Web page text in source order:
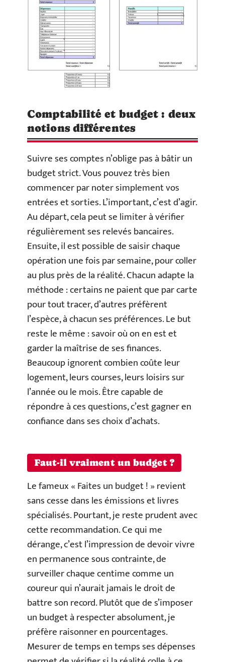
Comptabilité et budget : deux
notions différentes
Suivre ses comptes n’oblige pas à bâtir un
budget strict. Vous pouvez très bien
commencer par noter simplement vos
entrées et sorties. L’important, c’est d’agir.
Au départ, cela peut se limiter à vérifier
régulièrement ses relevés bancaires.
Ensuite, il est possible de saisir chaque
opération une fois par semaine, pour coller
au plus près de la réalité. Chacun adapte la
méthode : certains ne paient que par carte
pour tout tracer, d’autres préfèrent
l’espèce, à chacun ses préférences. Le but
reste le même : savoir où on en est et
garder la maîtrise de ses finances.
Beaucoup ignorent combien coûte leur
logement, leurs courses, leurs loisirs sur
l’année ou le mois. Être capable de
répondre à ces questions, c’est gagner en
confiance dans ses choix d’achats.
Faut-il vraiment un budget ?
Le fameux « Faites un budget ! » revient
sans cesse dans les émissions et livres
spécialisés. Pourtant, je reste prudent avec
cette recommandation. Ce qui me
dérange, c’est l’impression de devoir vivre
en permanence sous contrainte, de
surveiller chaque centime comme un
coureur qui n’aurait jamais le droit de
battre son record. Plutôt que de s’imposer
un budget à respecter absolument, je
préfère raisonner en pourcentages.
Mesurer de temps en temps ses dépenses